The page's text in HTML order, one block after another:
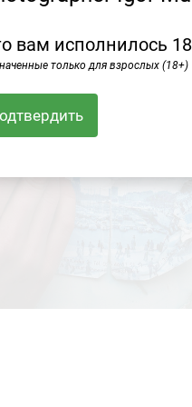
вам исполнилось
только для взрослых (18+)